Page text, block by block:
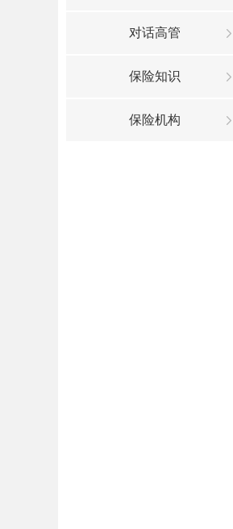
对话高管
保险知识
保险机构